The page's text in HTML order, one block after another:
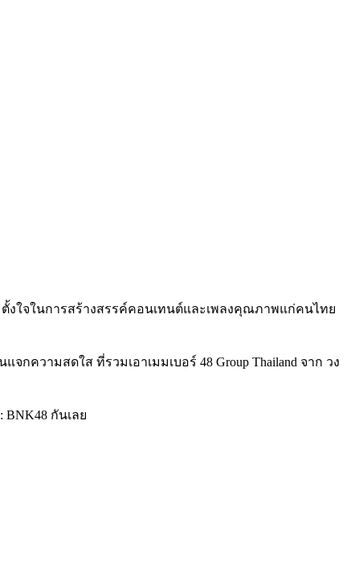
งใจในการสร้างสรรค์คอนเทนต์และเพลงคุณภาพแก่คนไทย
แจกความสดใส ที่รวมเอาเมมเบอร์ 48 Group Thailand จาก วง
BNK48 กันเลย